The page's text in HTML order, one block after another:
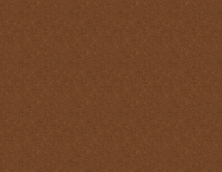
de los pecados
La Santa Misa y el
Purgatorio
La Santa Misa y el Reino
de Dios
La Santa Misa y el
sacerdocio
La Santa Misa y la cruz
La Santa Misa y la familia
La Santa Misa y la fe
La Santa Misa y la gloria
del Cielo
La Santa Misa y la Iglesia
La Santa Misa y la Justicia
Divina